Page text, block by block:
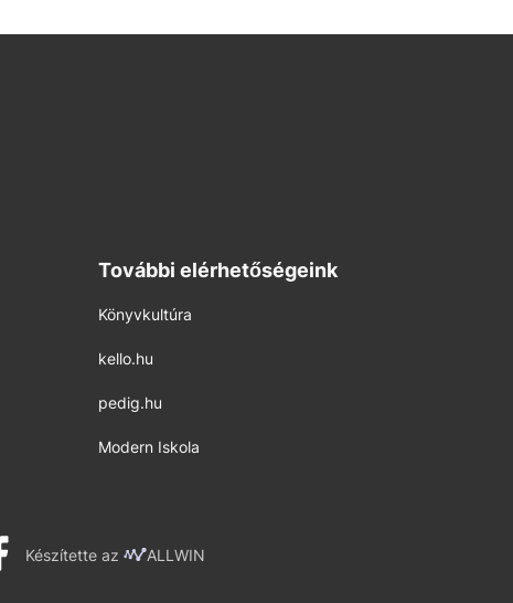
További elérhetőségeink
Könyvkultúra
kello.hu
pedig.hu
Modern Iskola
Készítette az ALLWIN